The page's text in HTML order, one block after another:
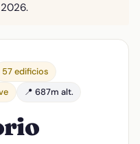
57 edificios
📍 687m alt.